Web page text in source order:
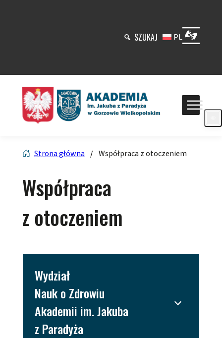
SZUKAJ PL
Strona główna / Współpraca z otoczeniem
Współpraca
z otoczeniem
Wydział
Nauk o Zdrowiu
Akademii im. Jakuba
z Paradyża